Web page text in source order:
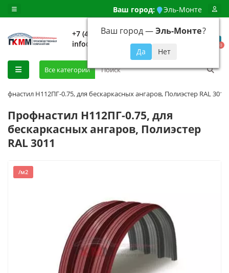
Ваш город: Эль-Монте
Ваш город —Эль-Монте?
+7 (499) 648-92-94
info@evroshtaketnikmoskva.ru
0
Все категории
H112ПГ-0.75, для бескаркасных ангаров, Полиэстер RAL 3011
Профнастил H112ПГ-0.75, для
бескаркасных ангаров, Полиэстер
RAL 3011
/м2